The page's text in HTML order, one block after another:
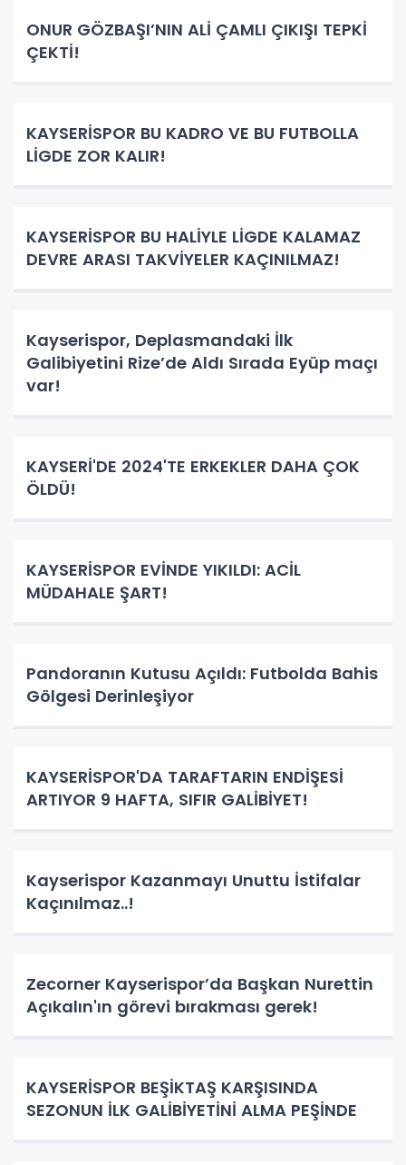
ONUR GÖZBAŞI’NIN ALİ ÇAMLI ÇIKIŞI TEPKİ
ÇEKTİ!
KAYSERİSPOR BU KADRO VE BU FUTBOLLA
LİGDE ZOR KALIR!
KAYSERİSPOR BU HALİYLE LİGDE KALAMAZ
DEVRE ARASI TAKVİYELER KAÇINILMAZ!
Kayserispor, Deplasmandaki İlk
Galibiyetini Rize’de Aldı Sırada Eyüp maçı
var!
KAYSERİ'DE 2024'TE ERKEKLER DAHA ÇOK
ÖLDÜ!
KAYSERİSPOR EVİNDE YIKILDI: ACİL
MÜDAHALE ŞART!
Pandoranın Kutusu Açıldı: Futbolda Bahis
Gölgesi Derinleşiyor
KAYSERİSPOR'DA TARAFTARIN ENDİŞESİ
ARTIYOR 9 HAFTA, SIFIR GALİBİYET!
Kayserispor Kazanmayı Unuttu İstifalar
Kaçınılmaz..!
Zecorner Kayserispor’da Başkan Nurettin
Açıkalın'ın görevi bırakması gerek!
KAYSERİSPOR BEŞİKTAŞ KARŞISINDA
SEZONUN İLK GALİBİYETİNİ ALMA PEŞİNDE